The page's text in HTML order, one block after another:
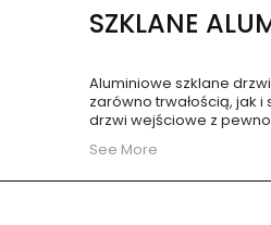
SZKLANE
Aluminiowe szklane
zarówno trwałością, jak
drzwi wejściowe z
See More